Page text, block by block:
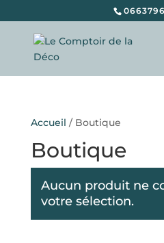
Accueil / Boutique
Boutique
Aucun produit ne
votre sélection.